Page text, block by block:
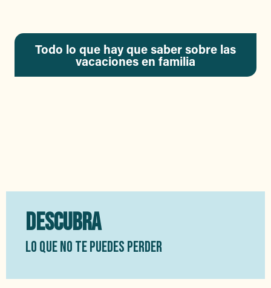
Todo lo que hay que saber sobre las
vacaciones en familia
DESCUBRA
LO QUE NO TE PUEDES PERDER